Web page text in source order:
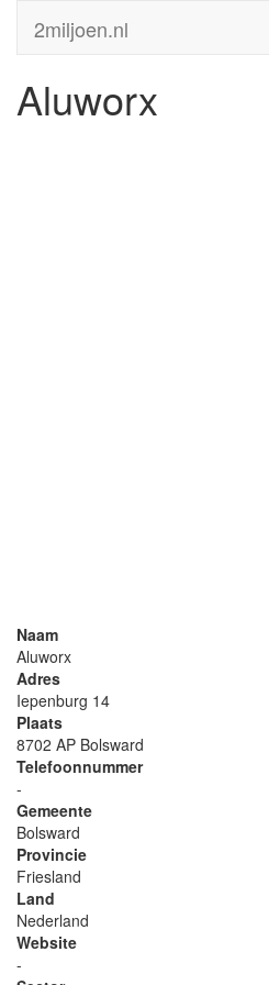
2miljoen.nl
Aluworx
Naam
Aluworx
Adres
Iepenburg 14
Plaats
8702 AP Bolsward
Telefoonnummer
-
Gemeente
Bolsward
Provincie
Friesland
Land
Nederland
Website
-